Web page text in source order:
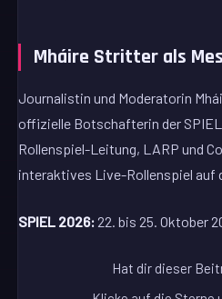
Mháire Stritter als
Journalistin und Moderatorin
offizielle Botschafterin der
Rollenspiel-Leitung, LARP und
interaktives Live-Rollenspiel auf
SPIEL 2026: 22. bis 25. Oktober
Hat dir dieser